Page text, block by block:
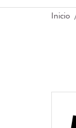
Inicio